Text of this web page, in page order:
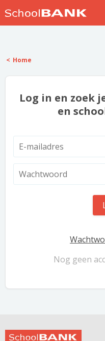
Home
Log in en zoek
en
Nog geen